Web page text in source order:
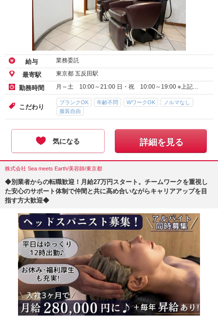
給与 業務委託
最寄駅 東京都 五反田駅
勤務時間 月～土 10:00～21:00 日・祝 10:00～19:00 ※上記…
こだわり
ブランクOK 年齢不問 WワークOK
ノルマなし
服装自由
気になる 詳細を見る
株式会社 Sea meets Earth/美容師/東京都
◆別業者からの転職歓迎！月給27万円スタート。チームワークを重視し
た安心のサポート体制で仲間と共に高め合いながらキャリアアップを目
指す方大歓迎◆